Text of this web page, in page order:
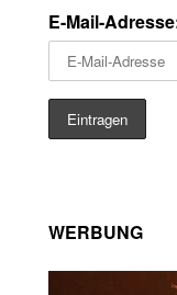
E-Mail-
WERBUNG